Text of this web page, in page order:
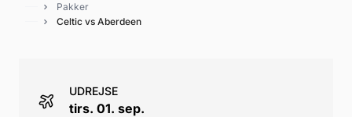
Pakker
Celtic vs Aberdeen
UDREJSE
tirs. 01. sep.